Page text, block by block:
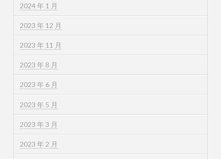
2024 年 1 月
2023 年 12 月
2023 年 11 月
2023 年 8 月
2023 年 6 月
2023 年 5 月
2023 年 3 月
2023 年 2 月